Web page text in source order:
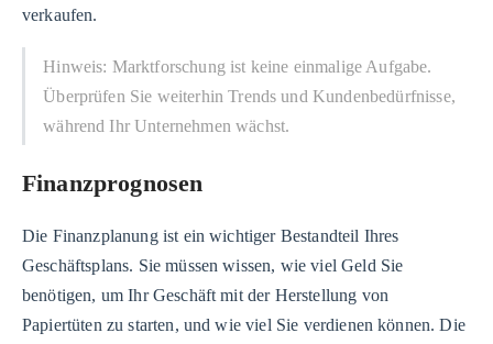
verkaufen.
Hinweis: Marktforschung ist keine einmalige Aufgabe.
Überprüfen Sie weiterhin Trends und Kundenbedürfnisse,
während Ihr Unternehmen wächst.
Finanzprognosen
Die Finanzplanung ist ein wichtiger Bestandteil Ihres
Geschäftsplans. Sie müssen wissen, wie viel Geld Sie
benötigen, um Ihr Geschäft mit der Herstellung von
Papiertüten zu starten, und wie viel Sie verdienen können. Die